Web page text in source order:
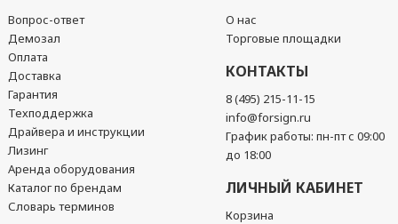
Вопрос-ответ
Демозал
Оплата
Доставка
Гарантия
Техподдержка
Драйвера и инструкции
Лизинг
Аренда оборудования
Каталог по брендам
Словарь терминов
О нас
Торговые площадки
КОНТАКТЫ
8 (495) 215-11-15
info@forsign.ru
График работы: пн-пт с 09:00
до 18:00
ЛИЧНЫЙ КАБИНЕТ
Корзина